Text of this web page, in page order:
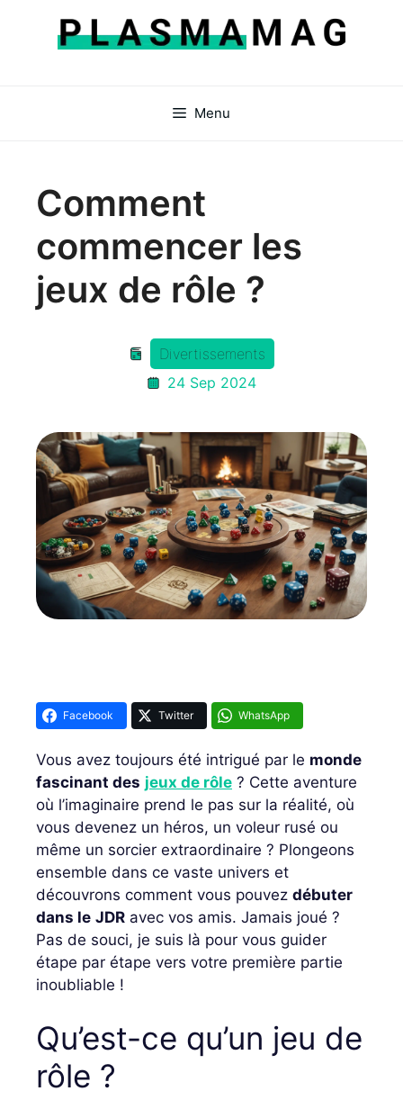
Menu
Comment
commencer les
jeux de rôle ?
Divertissements
24 Sep 2024
Facebook Twitter WhatsApp
Vous avez toujours été intrigué par le monde
fascinant des jeux de rôle ? Cette aventure
où l’imaginaire prend le pas sur la réalité, où
vous devenez un héros, un voleur rusé ou
même un sorcier extraordinaire ? Plongeons
ensemble dans ce vaste univers et
découvrons comment vous pouvez débuter
dans le JDR avec vos amis. Jamais joué ?
Pas de souci, je suis là pour vous guider
étape par étape vers votre première partie
inoubliable !
Qu’est-ce qu’un jeu de
rôle ?